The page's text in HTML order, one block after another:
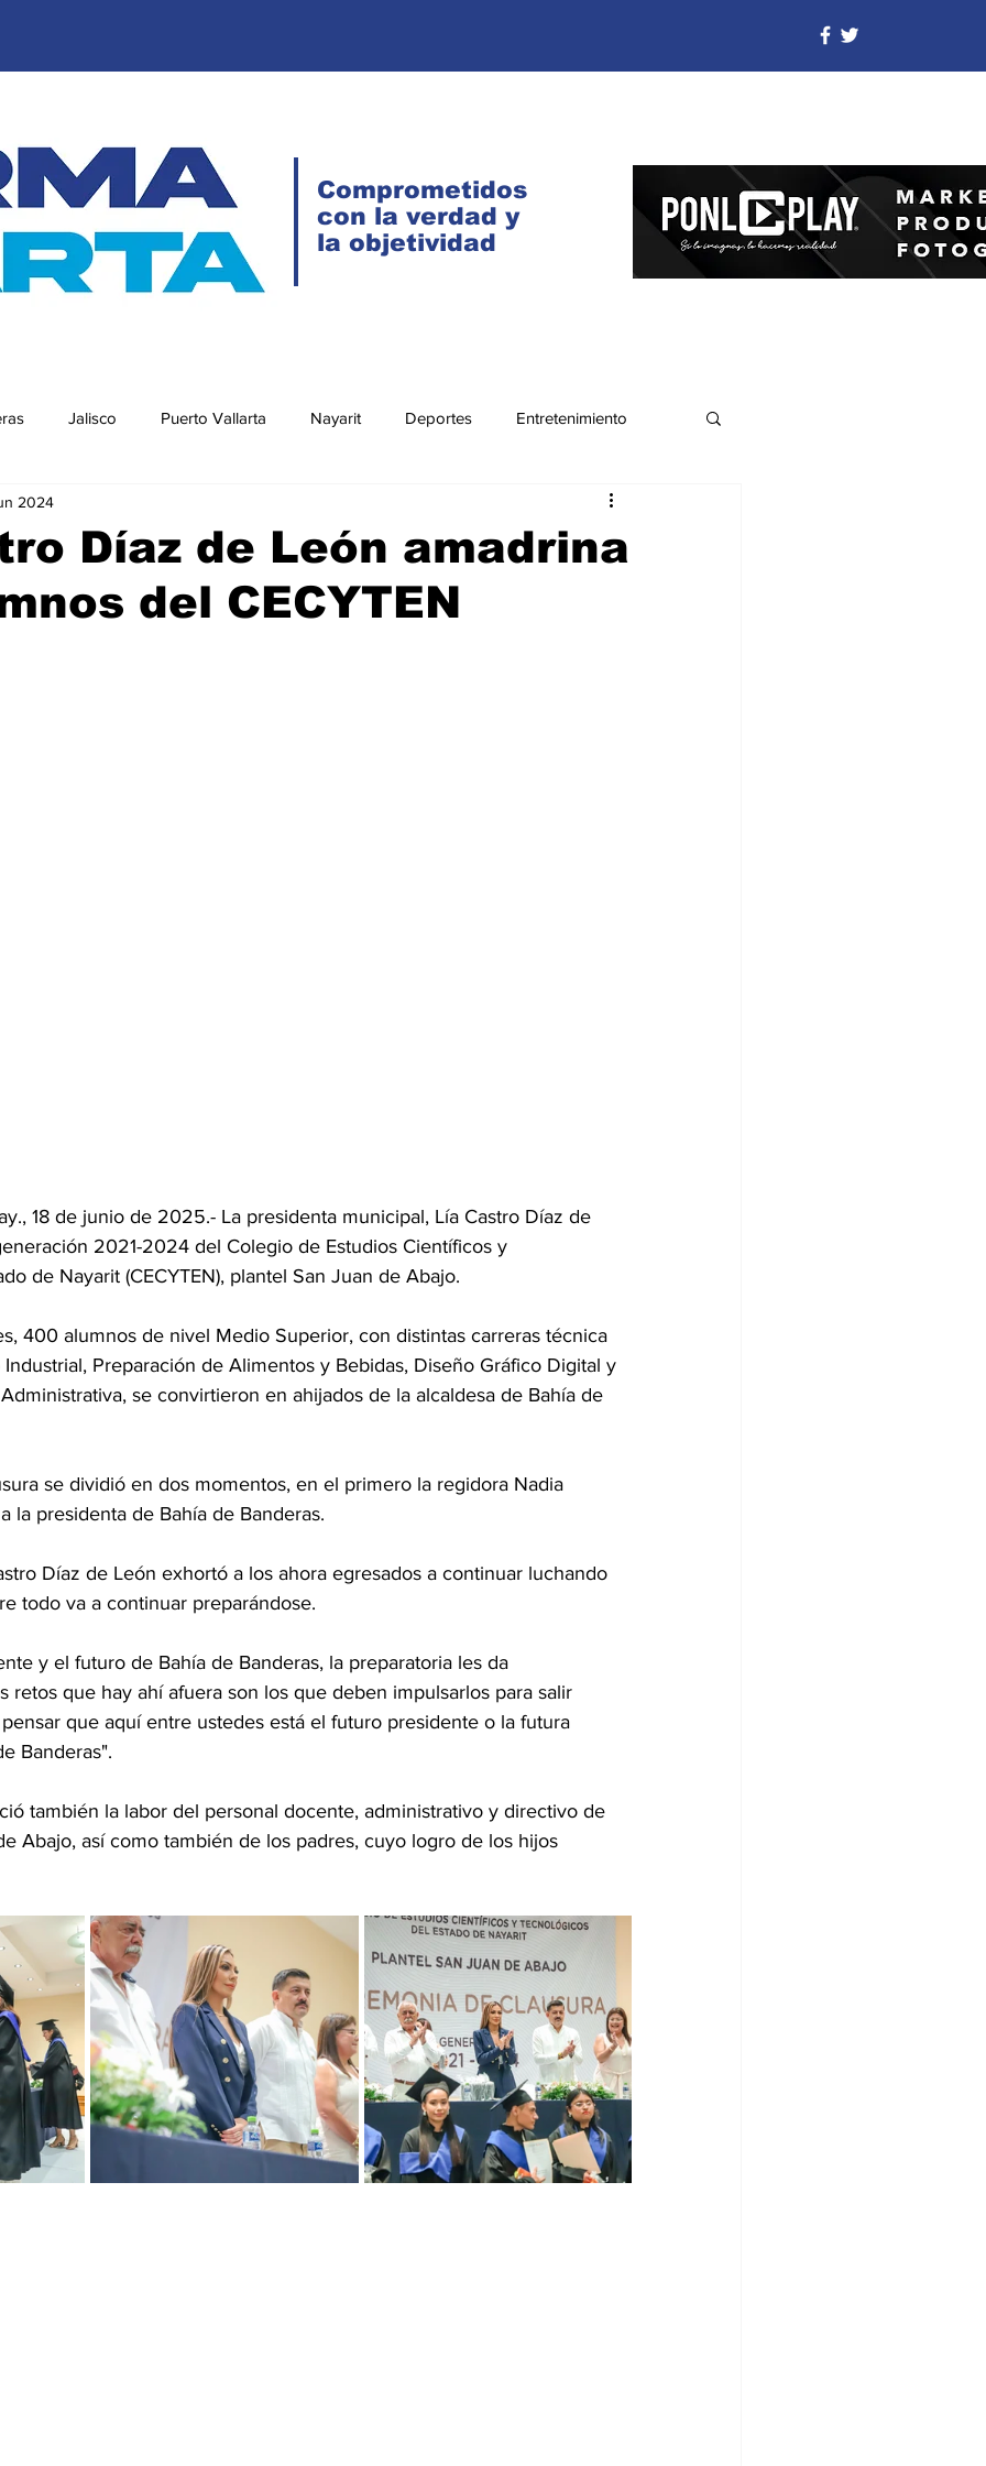
Comprometidos
con la verdad y
la objetividad
Jalisco Puerto Vallarta Nayarit Deportes Entretenimiento
Cultura
de Éxito
Díaz de León amadrina
del CECYTEN
2024
18 de junio de 2025.- La presidenta municipal, Lía Castro Díaz de
2021-2024 del Colegio de Estudios Científicos y
de Nayarit (CECYTEN), plantel San Juan de Abajo.
400 alumnos de nivel Medio Superior, con distintas carreras técnica
Preparación de Alimentos y Bebidas, Diseño Gráfico Digital y
se convirtieron en ahijados de la alcaldesa de Bahía de
se dividió en dos momentos, en el primero la regidora Nadia
la presidenta de Bahía de Banderas.
Díaz de León exhortó a los ahora egresados a continuar luchando
todo va a continuar preparándose.
y el futuro de Bahía de Banderas, la preparatoria les da
retos que hay ahí afuera son los que deben impulsarlos para salir
que aquí entre ustedes está el futuro presidente o la futura
Banderas".
también la labor del personal docente, administrativo y directivo de
Abajo, así como también de los padres, cuyo logro de los hijos